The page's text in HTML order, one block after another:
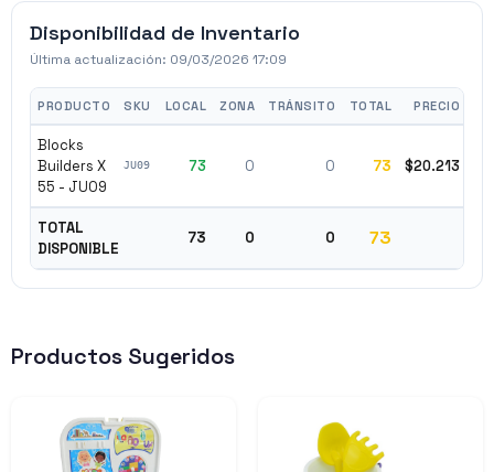
Disponibilidad de Inventario
Última actualización: 09/03/2026 17:09
PRODUCTO SKU LOCAL ZONA TRÁNSITO TOTAL PRECIO
Blocks
Builders X
55 - JU09
JU09 73 0 0 73 $20.213
TOTAL
DISPONIBLE
73 0 0 73
Productos Sugeridos